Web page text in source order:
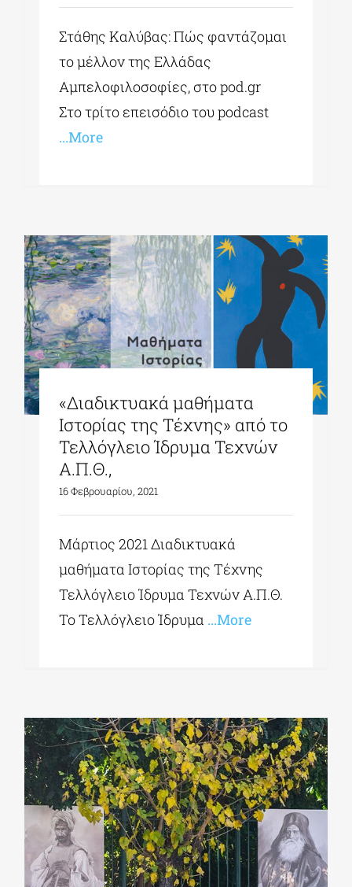
Στάθης Καλύβας: Πώς φαντάζομαι
το μέλλον της Ελλάδας
Αμπελοφιλοσοφίες, στο pod.gr
Στο τρίτο επεισόδιο του podcast
...More
«Διαδικτυακά μαθήματα
Ιστορίας της Τέχνης» από το
Τελλόγλειο Ίδρυμα Τεχνών
Α.Π.Θ.,
16 Φεβρουαρίου, 2021
Μάρτιος 2021 Διαδικτυακά
μαθήματα Ιστορίας της Τέχνης
Τελλόγλειο Ίδρυμα Τεχνών Α.Π.Θ.
Το Τελλόγλειο Ίδρυμα ...More